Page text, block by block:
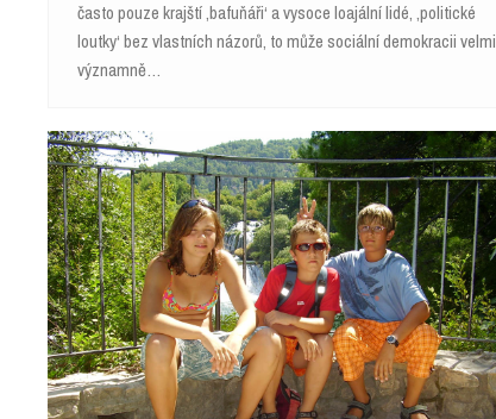
často pouze krajští ‚bafuňáři‘ a vysoce loajální lidé, ‚politické
loutky‘ bez vlastních názorů, to může sociální demokracii velmi
významně…